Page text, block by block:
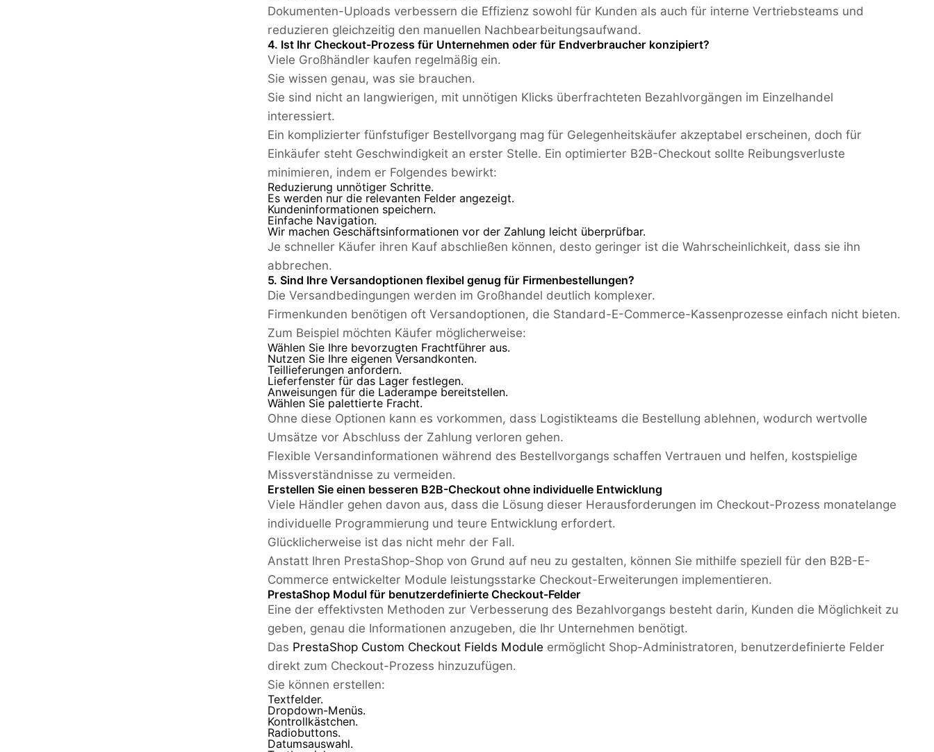
Dokumenten-Uploads verbessern die Effizienz sowohl für Kunden als auch für interne Vertriebsteams und
reduzieren gleichzeitig den manuellen Nachbearbeitungsaufwand.
4. Ist Ihr Checkout-Prozess für Unternehmen oder für Endverbraucher konzipiert?
Viele Großhändler kaufen regelmäßig ein.
Sie wissen genau, was sie brauchen.
Sie sind nicht an langwierigen, mit unnötigen Klicks überfrachteten Bezahlvorgängen im Einzelhandel
interessiert.
Ein komplizierter fünfstufiger Bestellvorgang mag für Gelegenheitskäufer akzeptabel erscheinen, doch für
Einkäufer steht Geschwindigkeit an erster Stelle. Ein optimierter B2B-Checkout sollte Reibungsverluste
minimieren, indem er Folgendes bewirkt:
Reduzierung unnötiger Schritte.
Es werden nur die relevanten Felder angezeigt.
Kundeninformationen speichern.
Einfache Navigation.
Wir machen Geschäftsinformationen vor der Zahlung leicht überprüfbar.
Je schneller Käufer ihren Kauf abschließen können, desto geringer ist die Wahrscheinlichkeit, dass sie ihn
abbrechen.
5. Sind Ihre Versandoptionen flexibel genug für Firmenbestellungen?
Die Versandbedingungen werden im Großhandel deutlich komplexer.
Firmenkunden benötigen oft Versandoptionen, die Standard-E-Commerce-Kassenprozesse einfach nicht bieten.
Zum Beispiel möchten Käufer möglicherweise:
Wählen Sie Ihre bevorzugten Frachtführer aus.
Nutzen Sie Ihre eigenen Versandkonten.
Teillieferungen anfordern.
Lieferfenster für das Lager festlegen.
Anweisungen für die Laderampe bereitstellen.
Wählen Sie palettierte Fracht.
Ohne diese Optionen kann es vorkommen, dass Logistikteams die Bestellung ablehnen, wodurch wertvolle
Umsätze vor Abschluss der Zahlung verloren gehen.
Flexible Versandinformationen während des Bestellvorgangs schaffen Vertrauen und helfen, kostspielige
Missverständnisse zu vermeiden.
Erstellen Sie einen besseren B2B-Checkout ohne individuelle Entwicklung
Viele Händler gehen davon aus, dass die Lösung dieser Herausforderungen im Checkout-Prozess monatelange
individuelle Programmierung und teure Entwicklung erfordert.
Glücklicherweise ist das nicht mehr der Fall.
Anstatt Ihren PrestaShop-Shop von Grund auf neu zu gestalten, können Sie mithilfe speziell für den B2B-E-
Commerce entwickelter Module leistungsstarke Checkout-Erweiterungen implementieren.
PrestaShop Modul für benutzerdefinierte Checkout-Felder
Eine der effektivsten Methoden zur Verbesserung des Bezahlvorgangs besteht darin, Kunden die Möglichkeit zu
geben, genau die Informationen anzugeben, die Ihr Unternehmen benötigt.
Das PrestaShop Custom Checkout Fields Module ermöglicht Shop-Administratoren, benutzerdefinierte Felder
direkt zum Checkout-Prozess hinzuzufügen.
Sie können erstellen:
Textfelder.
Dropdown-Menüs.
Kontrollkästchen.
Radiobuttons.
Datumsauswahl.